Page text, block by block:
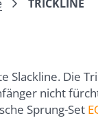
TRICKLINE
Slackline. Die
nicht
Sprung-Set